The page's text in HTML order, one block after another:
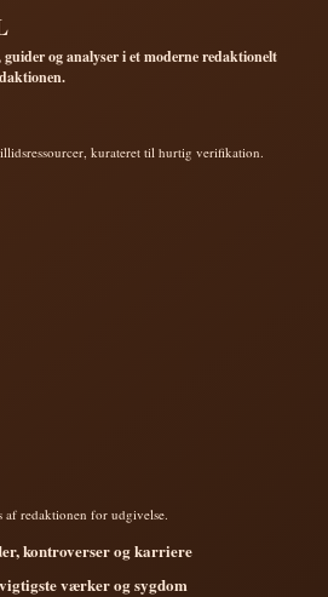
og analyser i et moderne redaktionelt
kurateret til hurtig verifikation.
af redaktionen for udgivelse.
kontroverser og karriere
værker og sygdom